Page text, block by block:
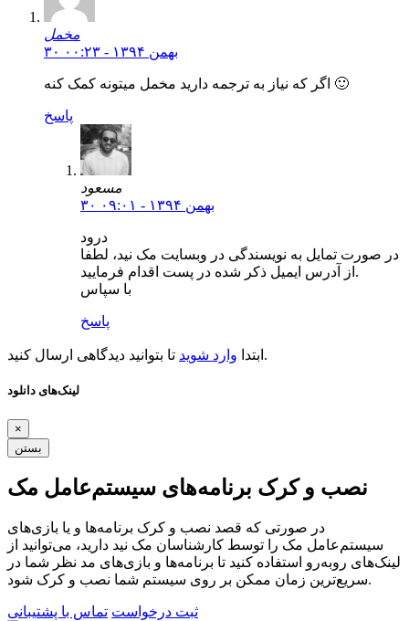
مخمل
۳۰ بهمن ۱۳۹۴ - ۰۰:۲۳
اگر که نیاز به ترجمه دارید مخمل میتونه کمک کنه 🙂
پاسخ
مسعود
۳۰ بهمن ۱۳۹۴ - ۰۹:۰۱
درود
در صورت تمایل به نویسندگی در وبسایت مک نید، لطفا
از آدرس ایمیل ذکر شده در پست اقدام فرمایید.
با سپاس
پاسخ
ابتدا وارد شوید تا بتوانید دیدگاهی ارسال کنید.
لینک‌های دانلود
×
بستن
نصب و کرک برنامه‌های سیستم‌عامل مک
در صورتی که قصد نصب و کرک برنامه‌ها و یا بازی‌های
سیستم‌عامل مک را توسط کارشناسان مک نید دارید، می‌توانید از
لینک‌های رو‌به‌رو استفاده کنید تا برنامه‌ها و بازی‌های مد نظر شما در
سریع‌ترین زمان ممکن بر روی سیستم شما نصب و کرک شود.
ثبت درخواست تماس با پشتیبانی